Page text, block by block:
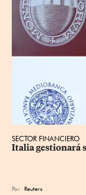
SECTOR FINANCIERO
Italia gestionará
Por Reuters